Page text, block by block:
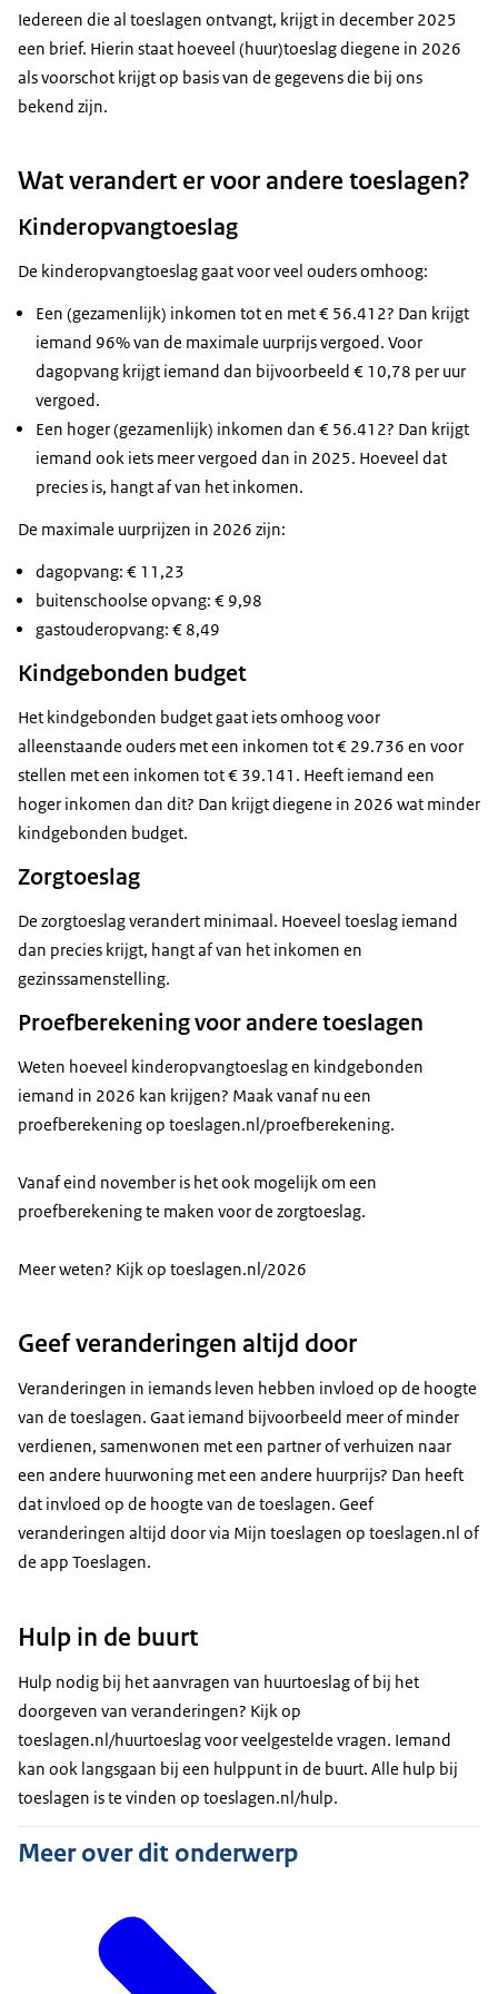
de huur lager dan de eerdergenoemde bedragen?
Dan berekenen we de huurtoeslag met de lagere
huur.
meer. Hierdoor kunnen jongeren van 21 en 22 jaar in
jongeren in 1 huishouden wonen, kijken we naar de
oudste bewoner. Is die bewoner 21 jaar of ouder? Dan
mogelijk meer huurtoeslag krijgen. Eventuele
uitzonderingen staan op toeslagen.nl.
Iedereen die al toeslagen ontvangt, krijgt in december 2025
een brief. Hierin staat hoeveel (huur)toeslag diegene in 2026
als voorschot krijgt op basis van de gegevens die bij ons
bekend zijn.
Wat verandert er voor andere toeslagen?
Kinderopvangtoeslag
De kinderopvangtoeslag gaat voor veel ouders omhoog:
Een (gezamenlijk) inkomen tot en met € 56.412? Dan krijgt
iemand 96% van de maximale uurprijs vergoed. Voor
dagopvang krijgt iemand dan bijvoorbeeld € 10,78 per uur
vergoed.
Een hoger (gezamenlijk) inkomen dan € 56.412? Dan krijgt
iemand ook iets meer vergoed dan in 2025. Hoeveel dat
precies is, hangt af van het inkomen.
De maximale uurprijzen in 2026 zijn:
dagopvang: € 11,23
buitenschoolse opvang: € 9,98
gastouderopvang: € 8,49
Kindgebonden budget
Het kindgebonden budget gaat iets omhoog voor
alleenstaande ouders met een inkomen tot € 29.736 en voor
stellen met een inkomen tot € 39.141. Heeft iemand een
hoger inkomen dan dit? Dan krijgt diegene in 2026 wat minder
kindgebonden budget.
Zorgtoeslag
De zorgtoeslag verandert minimaal. Hoeveel toeslag iemand
dan precies krijgt, hangt af van het inkomen en
gezinssamenstelling.
Proefberekening voor andere toeslagen
Weten hoeveel kinderopvangtoeslag en kindgebonden
iemand in 2026 kan krijgen? Maak vanaf nu een
proefberekening op toeslagen.nl/proefberekening.
Vanaf eind november is het ook mogelijk om een
proefberekening te maken voor de zorgtoeslag.
Meer weten? Kijk op toeslagen.nl/2026
Geef veranderingen altijd door
Veranderingen in iemands leven hebben invloed op de hoogte
van de toeslagen. Gaat iemand bijvoorbeeld meer of minder
verdienen, samenwonen met een partner of verhuizen naar
een andere huurwoning met een andere huurprijs? Dan heeft
dat invloed op de hoogte van de toeslagen. Geef
veranderingen altijd door via Mijn toeslagen op toeslagen.nl of
de app Toeslagen.
Hulp in de buurt
Hulp nodig bij het aanvragen van huurtoeslag of bij het
doorgeven van veranderingen? Kijk op
toeslagen.nl/huurtoeslag voor veelgestelde vragen. Iemand
kan ook langsgaan bij een hulppunt in de buurt. Alle hulp bij
toeslagen is te vinden op toeslagen.nl/hulp.
Meer over dit onderwerp